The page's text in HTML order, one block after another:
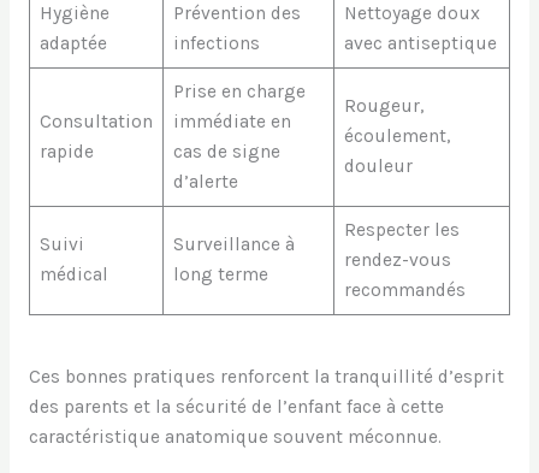
Hygiène
adaptée
Prévention des
infections
Nettoyage doux
avec antiseptique
Consultation
rapide
Prise en charge
immédiate en
cas de signe
d’alerte
Rougeur,
écoulement,
douleur
Suivi
médical
Surveillance à
long terme
Respecter les
rendez-vous
recommandés
Ces bonnes pratiques renforcent la tranquillité d’esprit
des parents et la sécurité de l’enfant face à cette
caractéristique anatomique souvent méconnue.